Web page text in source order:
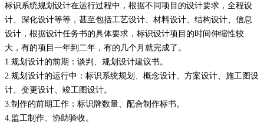
标识系统规划设计在运行过程中，根据不同项目的设计要求，全程设
计、深化设计等等，甚至包括工艺设计、材料设计、结构设计、信息
设计，根据设计任务书的具体要求，标识设计项目的时间伸缩性较
大，有的项目一年到二年，有的几个月就完成了。
1. 规划设计的前期：谈判、规划设计建议书 。
2. 规划设计的运行中：标识系统规划、概念设计、方案设计、施工图设
计、变更设计、竣工图设计。
3. 制作的前期工作：标识牌数量、配合制作标书 。
4. 监工制作、协助验收 。